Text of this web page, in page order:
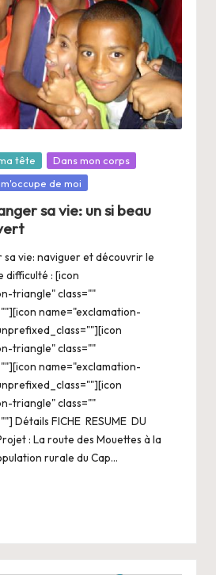
tête
Dans mon corps
de moi
sa vie: un si beau
vie: naviguer et découvrir le
difficulté : [icon
triangle" class=""
name="exclamation-
triangle" class=""
name="exclamation-
triangle" class=""
Détails FICHE RESUME DU
: La route des Mouettes à la
rurale du Cap…